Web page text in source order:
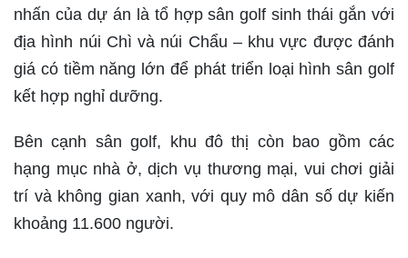
nhấn của dự án là tổ hợp sân golf sinh thái gắn với
địa hình núi Chì và núi Chẩu – khu vực được đánh
giá có tiềm năng lớn để phát triển loại hình sân golf
kết hợp nghỉ dưỡng.
Bên cạnh sân golf, khu đô thị còn bao gồm các
hạng mục nhà ở, dịch vụ thương mại, vui chơi giải
trí và không gian xanh, với quy mô dân số dự kiến
khoảng 11.600 người.